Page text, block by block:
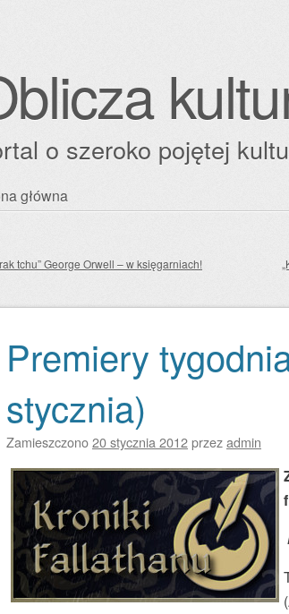
o szeroko pojętej
główna
wpisy
tchu” George Orwell – w księgarniach!
Premiery
stycznia)
Zamieszczono20 stycznia 2012przezadmin